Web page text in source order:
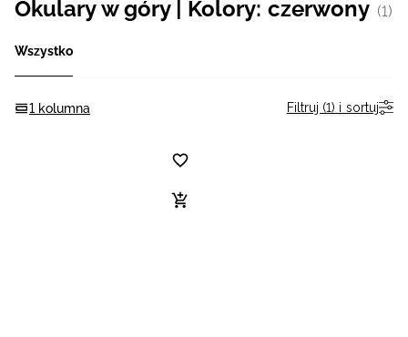
Okulary w góry | Kolory: czerwony (1)
Wszystko
1 kolumna Filtruj (1) i sortuj
Niemiecki / EUR
Słowacki / EUR